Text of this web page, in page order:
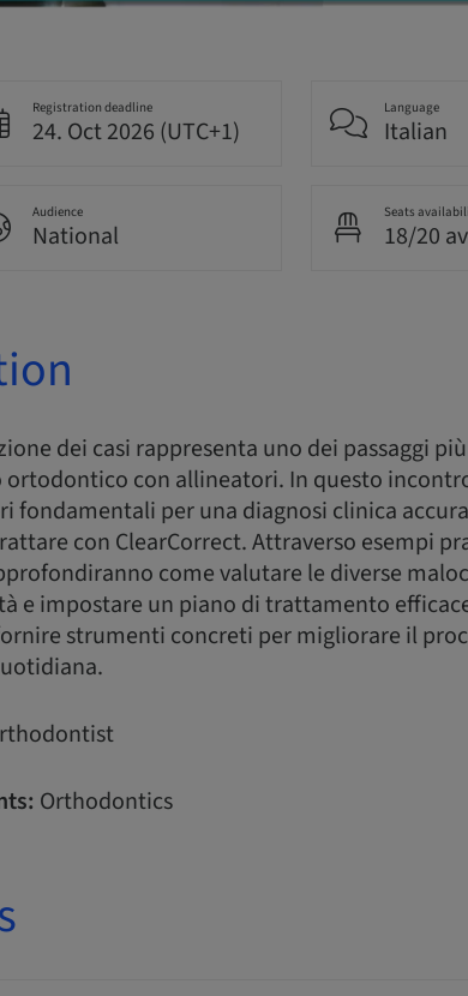
Registration deadline
24. Oct 2026 (UTC+1)
Language
Italian
Audience
National
Seats
18/20
dei casi rappresenta uno dei passaggi
con allineatori. In questo
fondamentali per una diagnosi clinica
con ClearCorrect. Attraverso esempi
come valutare le diverse
e impostare un piano di trattamento
strumenti concreti per migliorare il
Orthodontics